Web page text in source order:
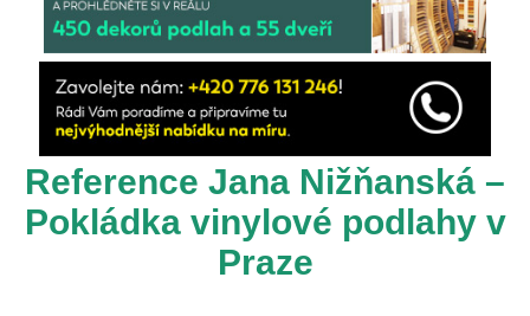
Reference Jana Nižňanská –
Pokládka vinylové podlahy v
Praze